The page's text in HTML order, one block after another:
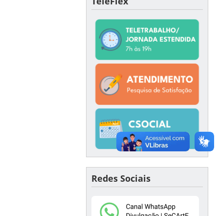
Redes Sociais